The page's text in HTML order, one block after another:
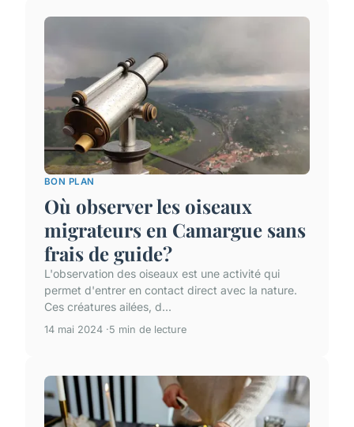
BON PLAN
Où observer les oiseaux
migrateurs en Camargue sans
frais de guide?
L'observation des oiseaux est une activité qui
permet d'entrer en contact direct avec la nature.
Ces créatures ailées, d...
14 mai 2024 5 min de lecture